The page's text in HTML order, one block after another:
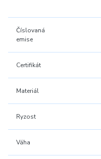
Číslovaná
emise
Certifikát
Materiál
Ryzost
Váha